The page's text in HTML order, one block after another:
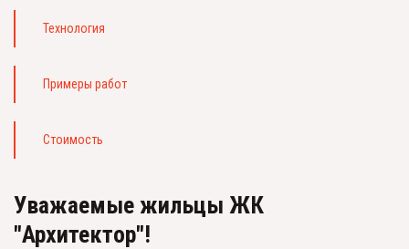
Технология
Примеры работ
Стоимость
Уважаемые жильцы ЖК
"Архитектор"!